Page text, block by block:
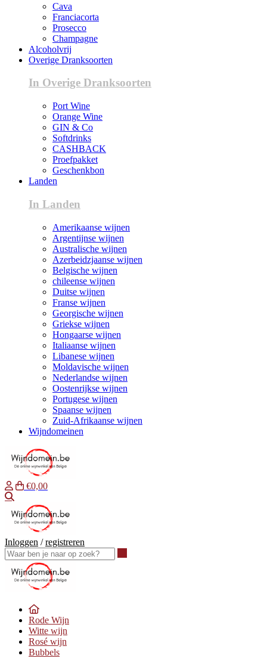
Cava
Franciacorta
Prosecco
Champagne
Alcoholvrij
Overige Dranksoorten
In Overige Dranksoorten
Port Wine
Orange Wine
GIN & Co
Softdrinks
CASHBACK
Proefpakket
Geschenkbon
Landen
In Landen
Amerikaanse wijnen
Argentijnse wijnen
Australische wijnen
Azerbeidzjaanse wijnen
Belgische wijnen
chileense wijnen
Duitse wijnen
Franse wijnen
Georgische wijnen
Griekse wijnen
Hongaarse wijnen
Italiaanse wijnen
Libanese wijnen
Moldavische wijnen
Nederlandse wijnen
Oostenrijkse wijnen
Portugese wijnen
Spaanse wijnen
Zuid-Afrikaanse wijnen
Wijndomeinen
€0,00
Inloggen /registreren
Rode Wijn
Witte wijn
Rosé wijn
Bubbels